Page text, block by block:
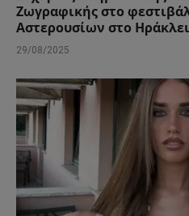
Ζωγραφικής στο
Αστερουσίων στο
29/08/2025